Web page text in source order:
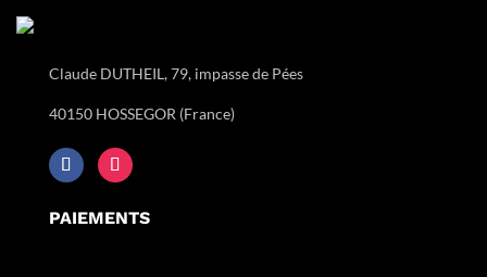
Claude DUTHEIL, 79, impasse de Pées
40150 HOSSEGOR (France)
PAIEMENTS